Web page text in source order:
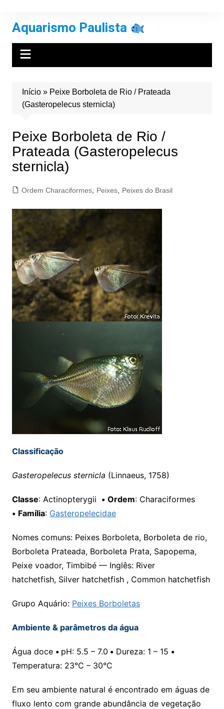
conteúdo
Aquarismo Paulista
Início» Peixe Borboleta de Rio / Prateada
(Gasteropelecus sternicla)
Peixe Borboleta de Rio /
Prateada (Gasteropelecus
sternicla)
Ordem Characiformes, Peixes, Peixes do Brasil
Classificação
Gasteropelecus sternicla (Linnaeus, 1758)
Classe: Actinopterygii • Ordem: Characiformes
• Família: Gasteropelecidae
Nomes comuns: Peixes Borboleta, Borboleta de rio,
Borboleta Prateada, Borboleta Prata, Sapopema,
Peixe voador, Timbibé — Inglês: River
hatchetfish, Silver hatchetfish , Common hatchetfish
Grupo Aquário: Peixes Borboletas
Ambiente & parâmetros da água
Água doce • pH: 5.5 – 7.0 •Dureza: 1 – 15 •
Temperatura: 23°C – 30°C
Em seu ambiente natural é encontrado em águas de
fluxo lento com grande abundância de vegetação